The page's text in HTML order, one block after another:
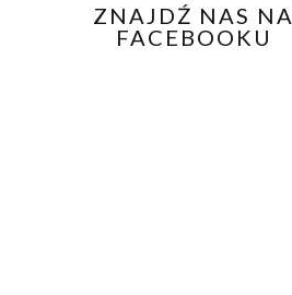
ZNAJDŹ NAS NA
FACEBOOKU